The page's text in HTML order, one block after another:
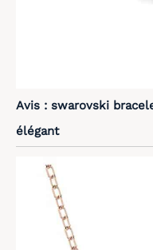
Avis : swarovski
élégant